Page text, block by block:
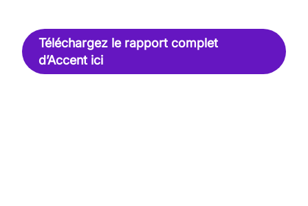
Téléchargez le rapport complet
d’Accent ici